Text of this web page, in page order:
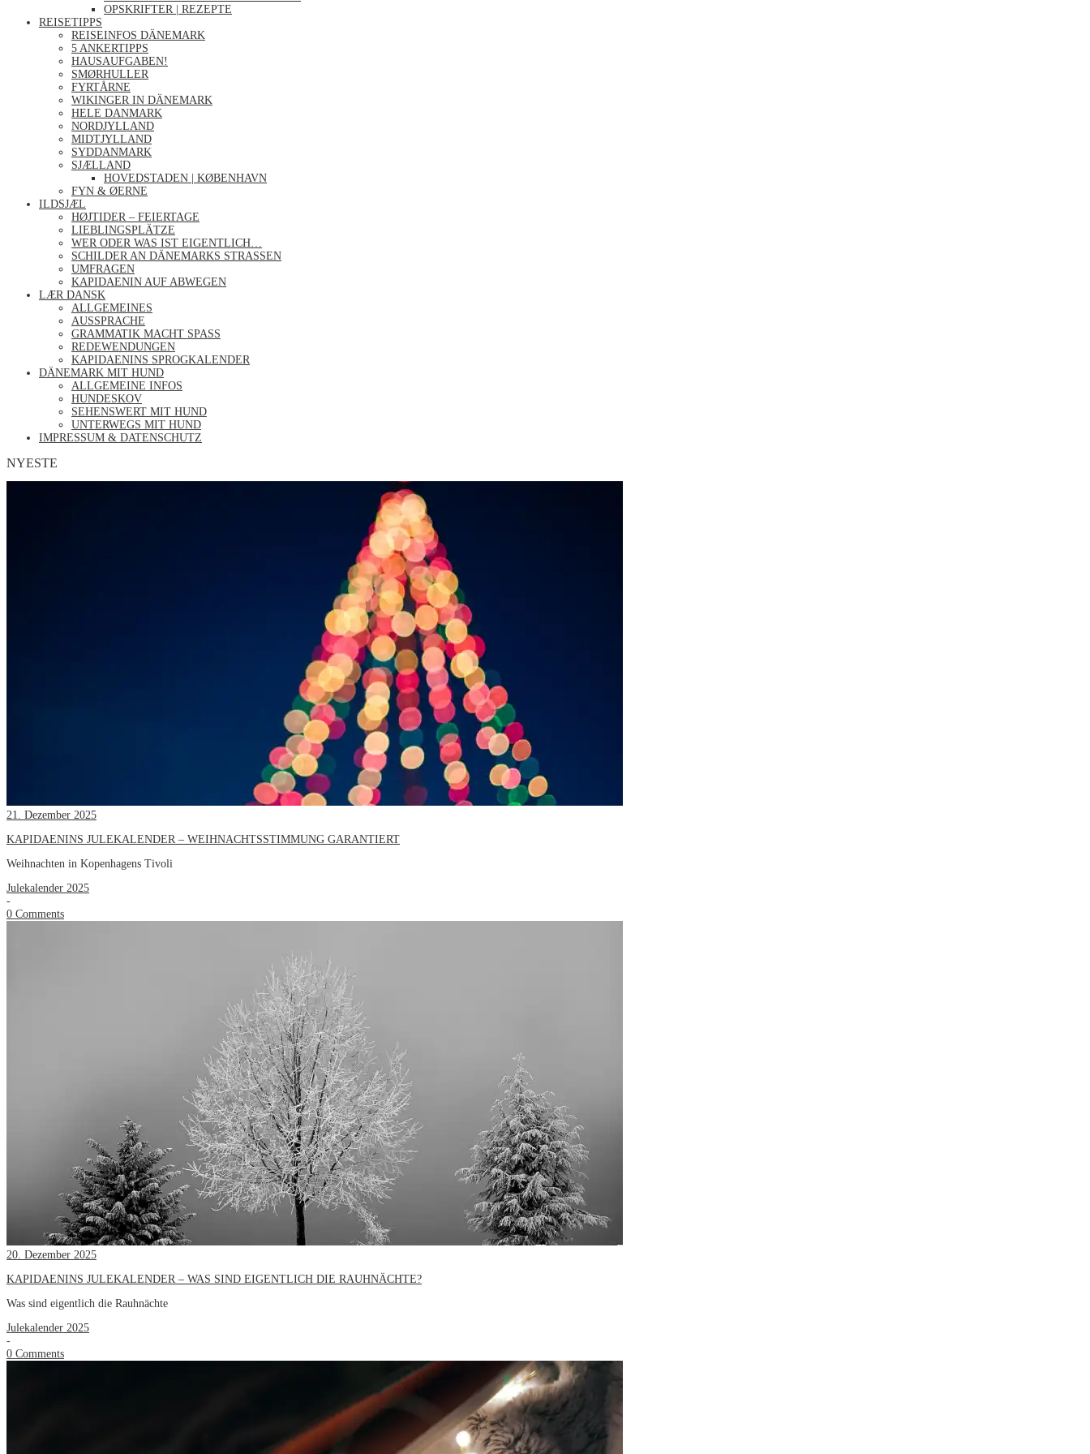
OPSKRIFTER | REZEPTE
REISETIPPS
REISEINFOS DÄNEMARK
5 ANKERTIPPS
HAUSAUFGABEN!
SMØRHULLER
FYRTÅRNE
WIKINGER IN DÄNEMARK
HELE DANMARK
NORDJYLLAND
MIDTJYLLAND
SYDDANMARK
SJÆLLAND
HOVEDSTADEN | KØBENHAVN
FYN & ØERNE
ILDSJÆL
HØJTIDER – FEIERTAGE
LIEBLINGSPLÄTZE
WER ODER WAS IST EIGENTLICH…
SCHILDER AN DÄNEMARKS STRASSEN
UMFRAGEN
KAPIDAENIN AUF ABWEGEN
LÆR DANSK
ALLGEMEINES
AUSSPRACHE
GRAMMATIK MACHT SPASS
REDEWENDUNGEN
KAPIDAENINS SPROGKALENDER
DÄNEMARK MIT HUND
ALLGEMEINE INFOS
HUNDESKOV
SEHENSWERT MIT HUND
UNTERWEGS MIT HUND
IMPRESSUM & DATENSCHUTZ
NYESTE
21. Dezember 2025
KAPIDAENINS JULEKALENDER – WEIHNACHTSSTIMMUNG GARANTIERT
Weihnachten in Kopenhagens Tivoli
Julekalender 2025
-
0 Comments
20. Dezember 2025
KAPIDAENINS JULEKALENDER – WAS SIND EIGENTLICH DIE RAUHNÄCHTE?
Was sind eigentlich die Rauhnächte
Julekalender 2025
-
0 Comments